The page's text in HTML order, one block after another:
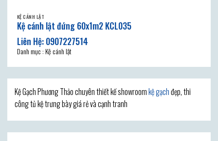
KỆ CÁNH LẬT
Kệ cánh lật đứng 60x1m2 KCL035
Danh mục : Kệ cánh lật
Kệ Gạch Phương Thảo chuyên thiết kế showroomkệ gạchđẹp, thi
công tủ kệ trưng bày giá rẻ và cạnh tranh